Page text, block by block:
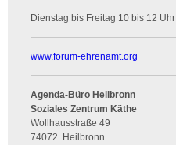
Dienstag bis Freitag 10 bis 12 Uhr
www.forum-ehrenamt.org
Agenda-Büro Heilbronn
Soziales Zentrum Käthe
Wollhausstraße 49
74072
Heilbronn